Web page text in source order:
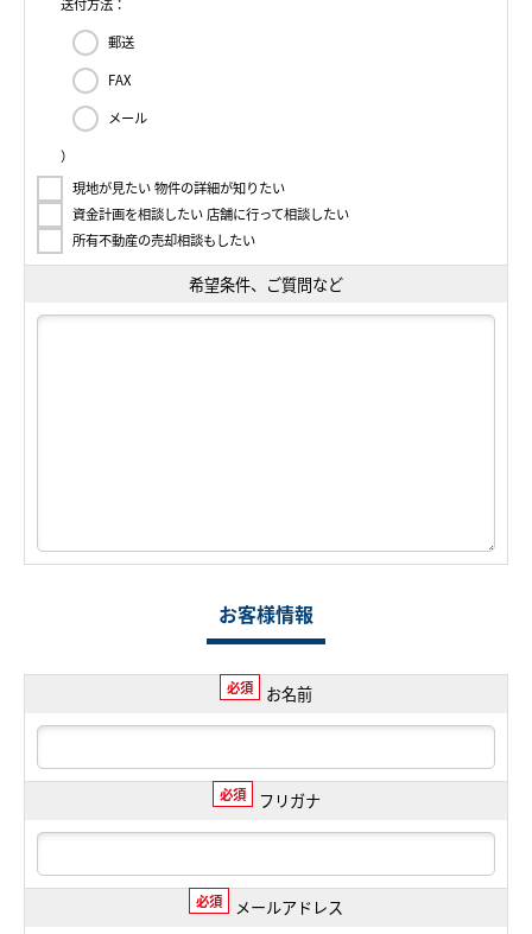
郵送
FAX
メール
）
現地が見たい 物件の詳細が知りたい
資金計画を相談したい 店舗に行って相談したい
所有不動産の売却相談もしたい
希望条件、ご質問など
お客様情報
必須 お名前
必須 フリガナ
必須 メールアドレス